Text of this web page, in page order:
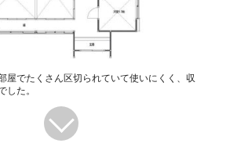
屋でたくさん区切られていて使いにくく、収
した。